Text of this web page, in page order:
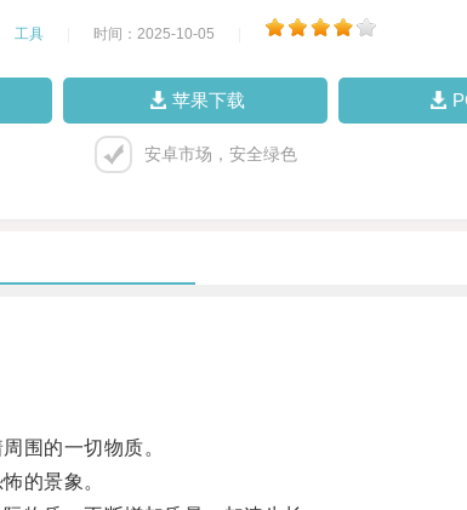
工具 时间：2025-10-05
苹果下载
安卓市场，安全绿色
围的一切物质。
的景象。